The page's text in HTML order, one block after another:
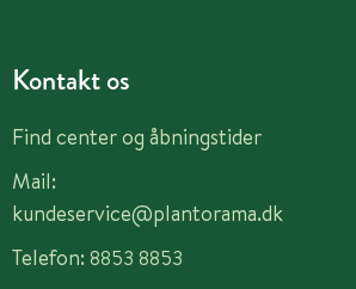
Kontakt os
Find center og åbningstider
Mail:
kundeservice@plantorama.dk
Telefon: 8853 8853